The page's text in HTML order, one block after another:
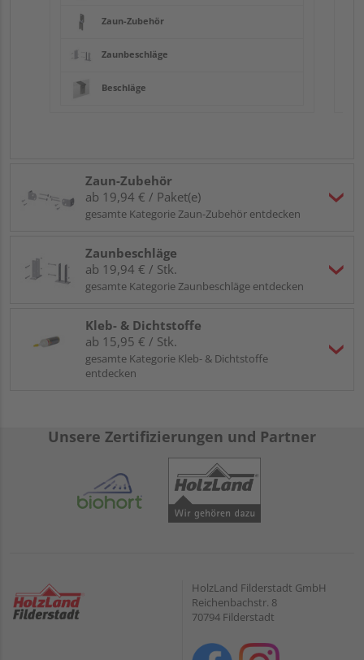
Zaun-Zubehör
Zaunbeschläge
Beschläge
Zaun-Zubehör
ab 19,94 € / Paket(e)
gesamte Kategorie Zaun-Zubehör entdecken
Zaunbeschläge
ab 19,94 € / Stk.
gesamte Kategorie Zaunbeschläge entdecken
Kleb- & Dichtstoffe
ab 15,95 € / Stk.
gesamte Kategorie Kleb- & Dichtstoffe
entdecken
Unsere Zertifizierungen und Partner
HolzLand Filderstadt GmbH
Reichenbachstr. 8
70794 Filderstadt